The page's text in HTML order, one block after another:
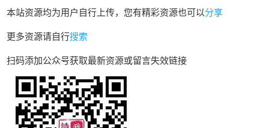
本站资源均为用户自行上传，您有精彩资源也可以分享
更多资源请自行搜索
扫码添加公众号获取最新资源或留言失效链接